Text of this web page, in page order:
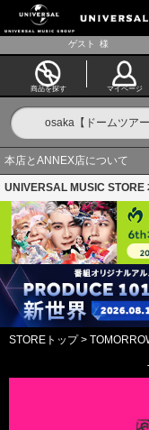
ゲスト 様
商品を探す マイページ
本店とANNEX店について
UNIVERSAL MUSIC
STOREトップ>